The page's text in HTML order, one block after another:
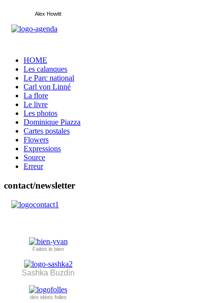
Alex Howitt
HOME
Les calanques
Le Parc national
Carl von Linné
La flore
Le livre
Les photos
Dominique Piazza
Cartes postales
Flowers
Expressions
Source
Erreur
contact/newsletter
Faites le bien
Sashka Buzdin
des idées folles